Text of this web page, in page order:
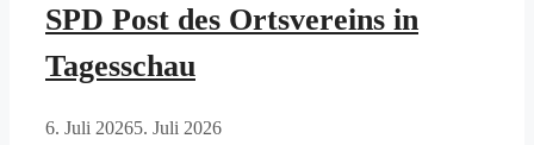
SPD Post des Ortsvereins in
Tagesschau
6. Juli 20265. Juli 2026